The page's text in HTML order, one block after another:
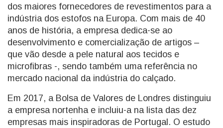
dos maiores fornecedores de revestimentos para a
indústria dos estofos na Europa. Com mais de 40
anos de história, a empresa dedica-se ao
desenvolvimento e comercialização de artigos –
que vão desde a pele natural aos tecidos e
microfibras -, sendo também uma referência no
mercado nacional da indústria do calçado.
Em 2017, a Bolsa de Valores de Londres distinguiu
a empresa nortenha e incluiu-a na lista das dez
empresas mais inspiradoras de Portugal. O estudo